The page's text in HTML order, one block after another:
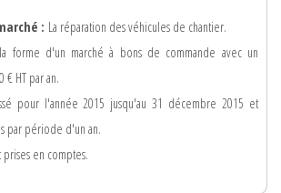
: La réparation des véhicules de chantier.
forme d'un marché à bons de commande avec un
€ HT par an.
pour l'année 2015 jusqu'au 31 décembre 2015 et
par période d'un an.
prises en comptes.